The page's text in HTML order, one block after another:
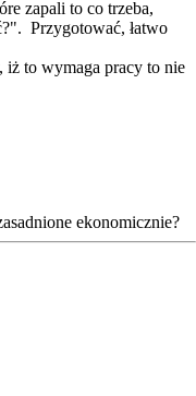
zapali to co trzeba,
Przygotować, łatwo
iż to wymaga pracy to nie
ekonomicznie?